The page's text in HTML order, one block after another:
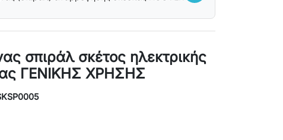
σπιράλ σκέτος ηλεκτρικής
ΓΕΝΙΚΗΣ ΧΡΗΣΗΣ